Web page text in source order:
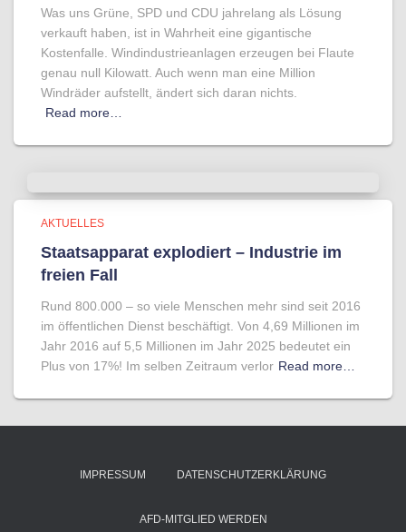
Was uns Grüne, SPD und CDU jahrelang als Lösung
verkauft haben, ist in Wahrheit eine gigantische
Kostenfalle. Windindustrieanlagen erzeugen bei Flaute
genau null Kilowatt. Auch wenn man eine Million
Windräder aufstellt, ändert sich daran nichts.
Read more…
AKTUELLES
Staatsapparat explodiert – Industrie im
freien Fall
Rund 800.000 – so viele Menschen mehr sind seit 2016
im öffentlichen Dienst beschäftigt. Von 4,69 Millionen im
Jahr 2016 auf 5,5 Millionen im Jahr 2025 bedeutet ein
Plus von 17%! Im selben Zeitraum verlor Read more…
IMPRESSUM DATENSCHUTZERKLÄRUNG
AFD-MITGLIED WERDEN